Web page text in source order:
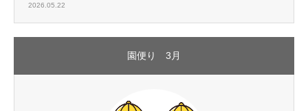
2026.05.22
園便り 3月